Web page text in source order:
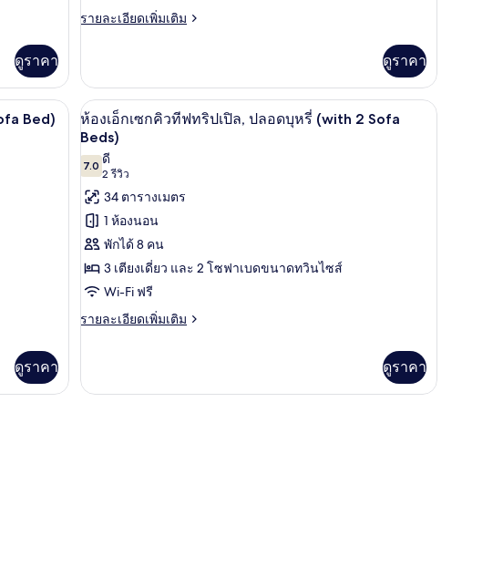
ดูราคา
ซ์
บุหรี่
(with
Sofa
Bed)
รายละเอียดเพิ่มเติม
ราย
เกี่ยว
กับ
ห้อง
ดี
ซ์
ทริปเปิล,
ปลอด
บุหรี่
(with
Sofa
Bed)
ดูราคา
ม, Wi-Fi ฟรี, ผ้าปูที่นอน
Bed)
ดูราคา
เปิด
ภาพถ่าย
ทั้งหมด
ของ
ห้อง
เอ็ก
เซก
คิว
ทีฟ
เครื่องนอนระดับพรีเมียม, Wi-Fi ฟรี, ผ้าปูที่นอน
12
ห้องเอ็กเซกคิวทีฟทริปเปิล, ปลอดบุหรี่ (with 2 Sofa
Beds)
7.07.0 จาก 10
ดี
2 รีวิว
(2
รีวิว)
34 ตารางเมตร
1 ห้องนอน
พักได้ 8 คน
3 เตียงเดี่ยว และ 2 โซฟาเบดขนาดทวินไซส์
Wi-Fi ฟรี
รายละเอียดเพิ่มเติม
ราย
เกี่ยว
กับ
ดูราคา